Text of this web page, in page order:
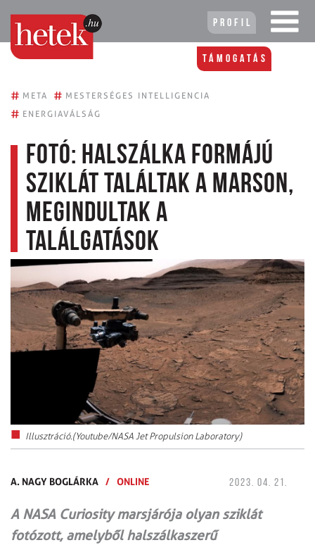
Profil
Támogatás
# META # MESTERSÉGES INTELLIGENCIA
# ENERGIAVÁLSÁG
Fotó: halszálka formájú
sziklát találtak a Marson,
megindultak a
találgatások
Illusztráció.(Youtube/NASA Jet Propulsion Laboratory)
A. NAGY BOGLÁRKA / ONLINE 2023. 04. 21.
A NASA Curiosity marsjárója olyan sziklát
fotózott, amelyből halszálkaszerű